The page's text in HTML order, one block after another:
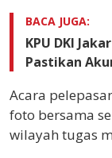
BACA JUGA:
KPU DKI
Pastikan
Acara
foto bersama
wilayah tugas